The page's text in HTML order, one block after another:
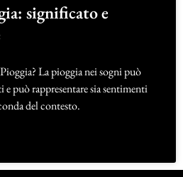
significato e
La pioggia nei sogni può
può rappresentare sia sentimenti
del contesto.